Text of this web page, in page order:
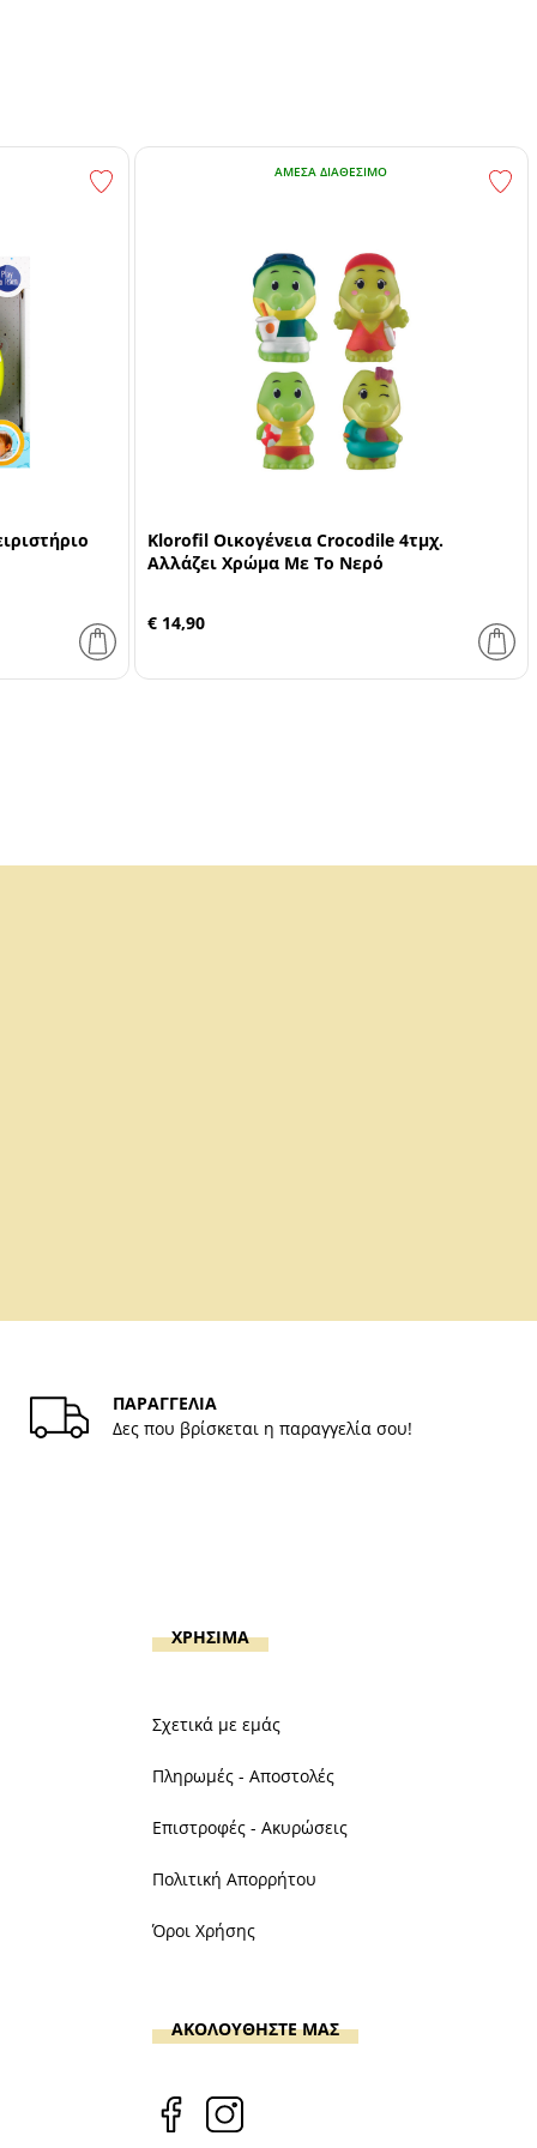
ΆΜΕΣΑ ΔΙΑΘΈΣΙΜΟ
Klorofil Οικογένεια Crocodile 4τμχ.
Αλλάζει Χρώμα Με Το Νερό
€ 14,90
ΠΑΡΑΓΓΕΛΙΑ
Δες που βρίσκεται η παραγγελία σου!
ΧΡΗΣΙΜΑ
Σχετικά με εμάς
Πληρωμές - Αποστολές
Επιστροφές - Ακυρώσεις
Πολιτική Απορρήτου
Όροι Χρήσης
ΑΚΟΛΟΥΘΗΣΤΕ ΜΑΣ